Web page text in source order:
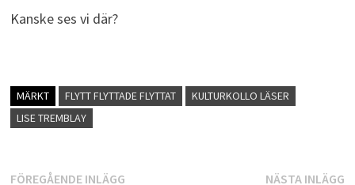
Kanske ses vi där?
MÄRKT FLYTT FLYTTADE FLYTTAT
KULTURKOLLO LÄSER
LISE TREMBLAY
FÖREGÅENDE INLÄGGFöregående NÄSTA INLÄGG